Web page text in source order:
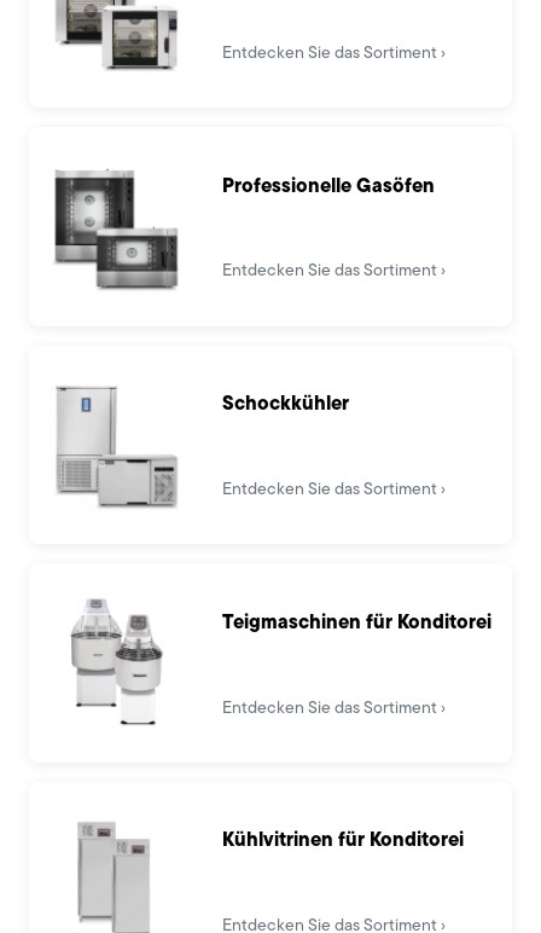
Entdecken Sie das Sortiment
Professionelle Gasöfen
Entdecken Sie das Sortiment
Schockkühler
Entdecken Sie das Sortiment
Teigmaschinen für Konditorei
Entdecken Sie das Sortiment
Kühlvitrinen für Konditorei
Entdecken Sie das Sortiment